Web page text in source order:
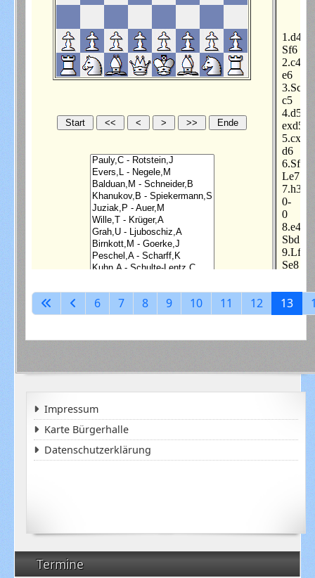
Termine
6 7 8 9 10 11 12 13
Impressum
Karte Bürgerhalle
Datenschutzerklärung